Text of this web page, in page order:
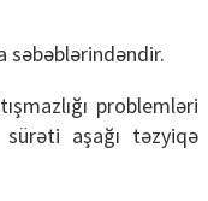
səbəblərindəndir.
problemləri
aşağı təzyiqə